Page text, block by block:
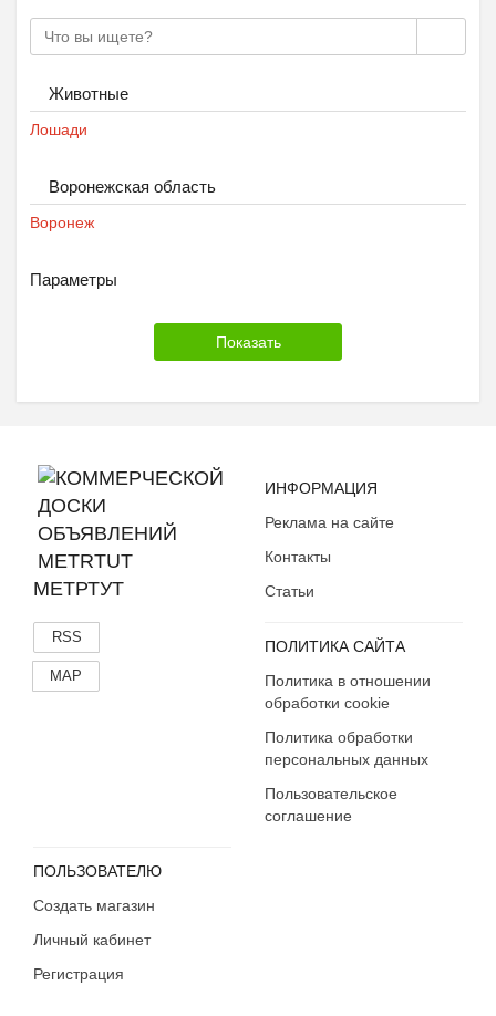
Животные
Лошади
Воронежская область
Воронеж
Параметры
МЕТРТУТ
RSS
MAP
ИНФОРМАЦИЯ
Реклама на сайте
Контакты
Статьи
ПОЛИТИКА САЙТА
Политика в отношении
обработки cookie
Политика обработки
персональных данных
Пользовательское
соглашение
ПОЛЬЗОВАТЕЛЮ
Создать магазин
Личный кабинет
Регистрация